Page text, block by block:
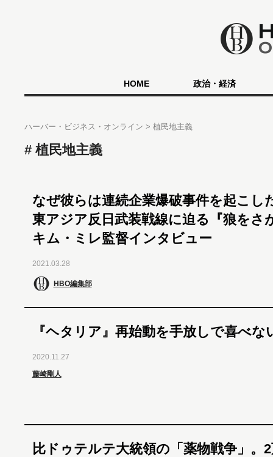
HOME 政治・経済
ハーバー・ビジネス・オンライン 植民地主義
植民地主義
なぜ彼らは連続企業爆破事件を起こし
東アジア反日武装戦線に迫る『狼をさ
キム・ミレ監督インタビュー
2021.03.28
HBO編集部
『ヘタリア』再始動を手放しで喜べな
2020.11.27
藤崎剛人
比ドゥテルテ大統領の「薬物戦争」。